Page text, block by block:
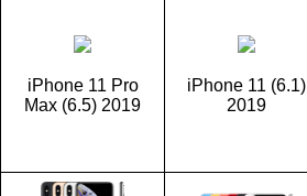
iPhone 11 Pro
Max (6.5) 2019
iPhone 11 (6.1)
2019